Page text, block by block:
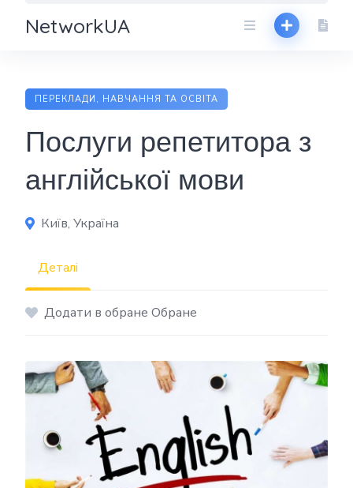
NetworkUA
ПЕРЕКЛАДИ, НАВЧАННЯ ТА ОСВІТА
Послуги репетитора з
англійської мови
Київ, Україна
Деталі
Додати в обране Обране